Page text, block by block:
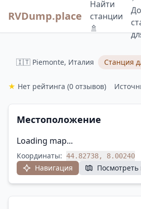
RVDump.place
Найти
станции
🚿
🇮🇹 Piemonte, Италия Станция
★ Нет рейтинга (0 отзывов)
Местоположение
Loading map...
Координаты: 44.82738, 8.00240
Навигация Посмотреть